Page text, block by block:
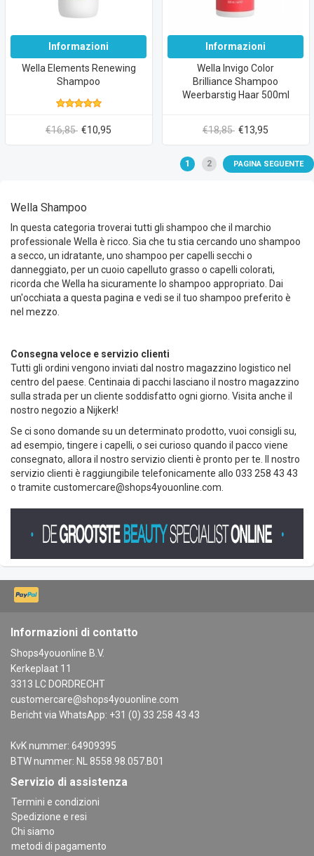
Informazioni
Wella Elements Renewing
Shampoo
€16,85 €10,95
Informazioni
Wella Invigo Color
Brilliance Shampoo
Weerbarstig Haar 500ml
€18,85 €13,95
1 2 PAGINA SEGUENTE
Wella Shampoo
In questa categoria troverai tutti gli shampoo che il marchio
professionale Wella è ricco. Sia che tu stia cercando uno shampoo
a secco, un idratante, uno shampoo per capelli secchi o
danneggiato, per un cuoio capelluto grasso o capelli colorati,
ricorda che Wella ha sicuramente lo shampoo appropriato. Dai
un'occhiata a questa pagina e vedi se il tuo shampoo preferito è
nel mezzo.
Consegna veloce e servizio clienti
Tutti gli ordini vengono inviati dal nostro magazzino logistico nel
centro del paese. Centinaia di pacchi lasciano il nostro magazzino
sulla strada per un cliente soddisfatto ogni giorno. Visita anche il
nostro negozio a Nijkerk!
Se ci sono domande su un determinato prodotto, vuoi consigli su,
ad esempio, tingere i capelli, o sei curioso quando il pacco viene
consegnato, allora il nostro servizio clienti è pronto per te. Il nostro
servizio clienti è raggiungibile telefonicamente allo 033 258 43 43
o tramite customercare@shops4youonline.com.
Informazioni di contatto
Shops4youonline B.V.
Kerkeplaat 11
3313 LC DORDRECHT
customercare@shops4youonline.com
Bericht via WhatsApp: +31 (0) 33 258 43 43
KvK nummer: 64909395
BTW nummer: NL 8558.98.057.B01
Servizio di assistenza
Termini e condizioni
Spedizione e resi
Chi siamo
metodi di pagamento